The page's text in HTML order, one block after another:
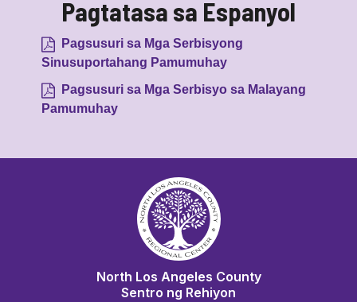
Pagtatasa sa Espanyol
Pagsusuri sa Mga Serbisyong
Sinusuportahang Pamumuhay
Pagsusuri sa Mga Serbisyo sa Malayang
Pamumuhay
North Los Angeles County
Sentro ng Rehiyon